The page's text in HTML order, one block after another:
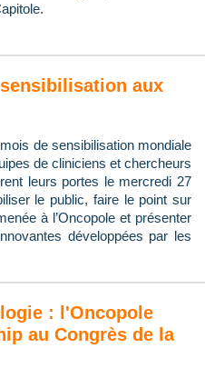
aux
de sensibilisation mondiale
de cliniciens et chercheurs
leurs portes le mercredi 27
le public, faire le point sur
à l’Oncopole et présenter
développées par les
: l'Oncopole
au Congrès de la